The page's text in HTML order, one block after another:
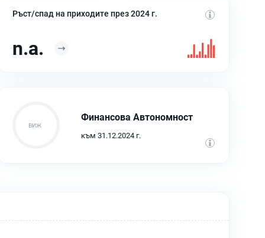
Ръст/спад на приходите през 2024 г.
n.a.
Финансова Автономност
към 31.12.2024 г.